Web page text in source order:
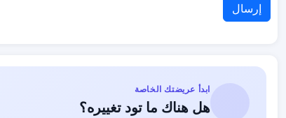
إرسال
ابدأ عريضتك الخاصة
هل هناك ما تود تغييره؟